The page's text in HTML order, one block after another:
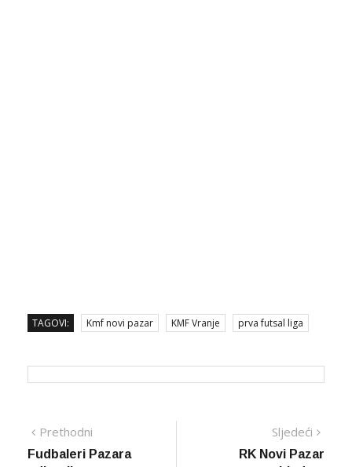
TAGOVI: Kmf novi pazar KMF Vranje prva futsal liga
Navigacija
članaka
Prethodni
vijest
Fudbaleri Pazara
Sljedeći
RK Novi Pazar